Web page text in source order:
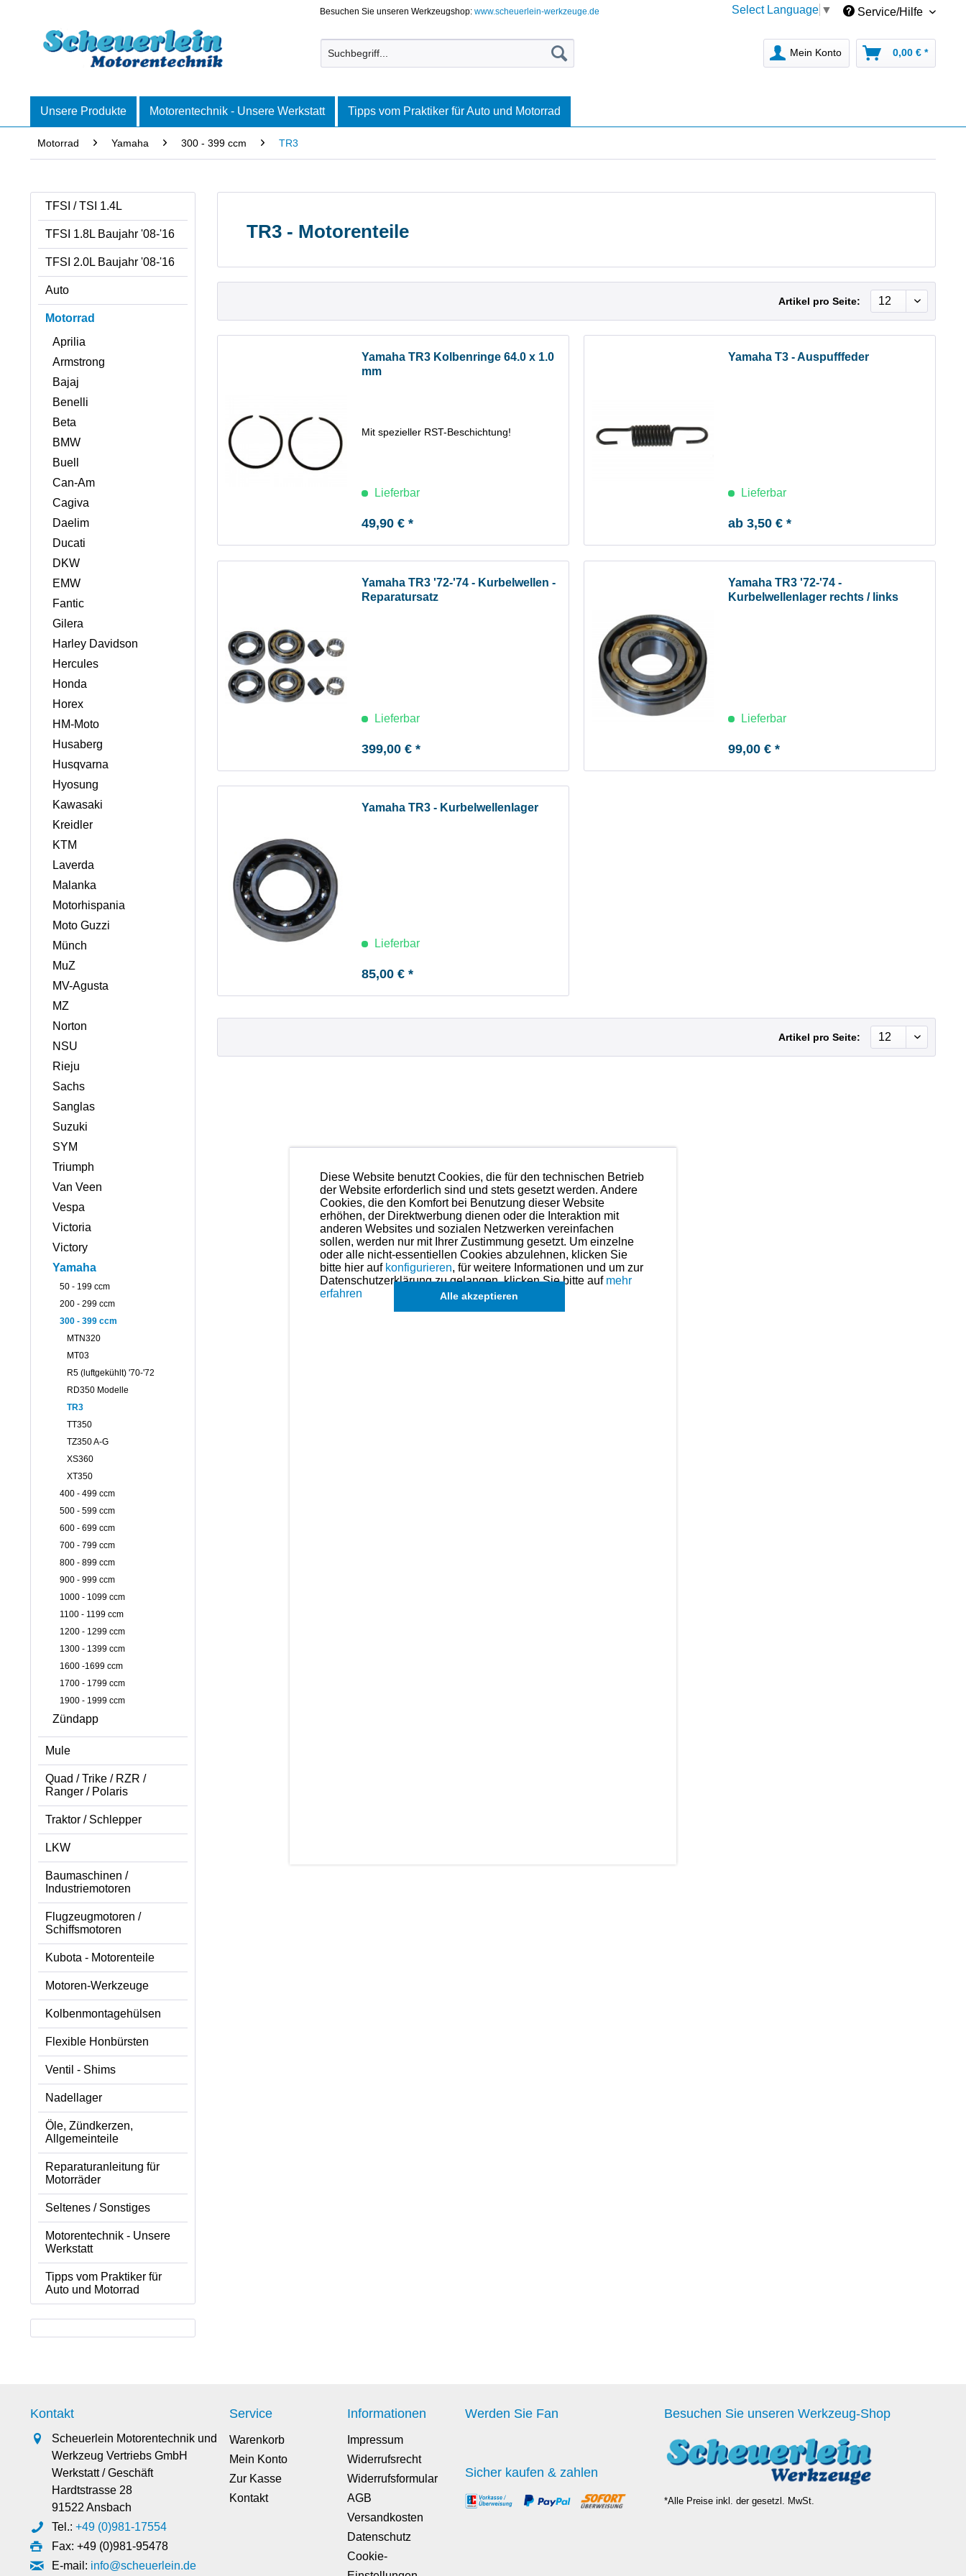
Besuchen Sie unseren Werkzeugshop:www.scheuerlein-werkzeuge.de Select Language ▼ Service/Hilfe
Mein Konto 0,00 € *
Unsere Produkte Motorentechnik - Unsere Werkstatt Tipps vom Praktiker für Auto und Motorrad
Motorrad Yamaha 300 - 399 ccm TR3
TFSI / TSI 1.4L
TFSI 1.8L Baujahr '08-'16
TFSI 2.0L Baujahr '08-'16
Auto
Motorrad
Aprilia
Armstrong
Bajaj
Benelli
Beta
BMW
Buell
Can-Am
Cagiva
Daelim
Ducati
DKW
EMW
Fantic
Gilera
Harley Davidson
Hercules
Honda
Horex
HM-Moto
Husaberg
Husqvarna
Hyosung
Kawasaki
Kreidler
KTM
Laverda
Malanka
Motorhispania
Moto Guzzi
Münch
MuZ
MV-Agusta
MZ
Norton
NSU
Rieju
Sachs
Sanglas
Suzuki
SYM
Triumph
Van Veen
Vespa
Victoria
Victory
Yamaha
50 - 199 ccm
200 - 299 ccm
300 - 399 ccm
MTN320
MT03
R5 (luftgekühlt) '70-'72
RD350 Modelle
TR3
TT350
TZ350 A-G
XS360
XT350
400 - 499 ccm
500 - 599 ccm
600 - 699 ccm
700 - 799 ccm
800 - 899 ccm
900 - 999 ccm
1000 - 1099 ccm
1100 - 1199 ccm
1200 - 1299 ccm
1300 - 1399 ccm
1600 -1699 ccm
1700 - 1799 ccm
1900 - 1999 ccm
Zündapp
Mule
Quad / Trike / RZR /
Ranger / Polaris
Traktor / Schlepper
LKW
Baumaschinen /
Industriemotoren
Flugzeugmotoren /
Schiffsmotoren
Kubota - Motorenteile
Motoren-Werkzeuge
Kolbenmontagehülsen
Flexible Honbürsten
Ventil - Shims
Nadellager
Öle, Zündkerzen,
Allgemeinteile
Reparaturanleitung für
Motorräder
Seltenes / Sonstiges
Motorentechnik - Unsere
Werkstatt
Tipps vom Praktiker für
Auto und Motorrad
TR3 - Motorenteile
Artikel pro Seite:
Yamaha TR3 Kolbenringe 64.0 x 1.0
mm
Mit spezieller RST-Beschichtung!
Lieferbar
49,90 € *
Yamaha T3 - Auspufffeder
Lieferbar
ab 3,50 € *
Yamaha TR3 '72-'74 - Kurbelwellen -
Reparatursatz
Lieferbar
399,00 € *
Yamaha TR3 '72-'74 -
Kurbelwellenlager rechts / links
Lieferbar
99,00 € *
Yamaha TR3 - Kurbelwellenlager
Lieferbar
85,00 € *
Artikel pro Seite:
Kontakt
Scheuerlein Motorentechnik und
Werkzeug Vertriebs GmbH
Werkstatt / Geschäft
Hardtstrasse 28
91522 Ansbach
Tel.: +49 (0)981-17554
Fax: +49 (0)981-95478
E-mail: info@scheuerlein.de
Service
Warenkorb
Mein Konto
Zur Kasse
Kontakt
Informationen
Impressum
Widerrufsrecht
Widerrufsformular
AGB
Versandkosten
Datenschutz
Cookie-
Werden Sie Fan
Sicher kaufen & zahlen
Besuchen Sie unseren Werkzeug-Shop
*Alle Preise inkl. der gesetzl. MwSt.
Diese Website benutzt Cookies, die für den technischen Betrieb
der Website erforderlich sind und stets gesetzt werden. Andere
Cookies, die den Komfort bei Benutzung dieser Website
erhöhen, der Direktwerbung dienen oder die Interaktion mit
anderen Websites und sozialen Netzwerken vereinfachen
sollen, werden nur mit Ihrer Zustimmung gesetzt. Um einzelne
oder alle nicht-essentiellen Cookies abzulehnen, klicken Sie
bitte hier auf konfigurieren, für weitere Informationen und um zur
Datenschutzerklärung zu gelangen, klicken Sie bitte auf mehr
erfahren
Alle akzeptieren